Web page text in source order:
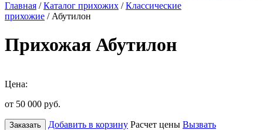
Главная /Каталог прихожих /Классические
прихожие / Абутилон
Прихожая Абутилон
Цена:
от 50 000 руб.
Заказать Добавить в корзину Расчет цены Вызвать